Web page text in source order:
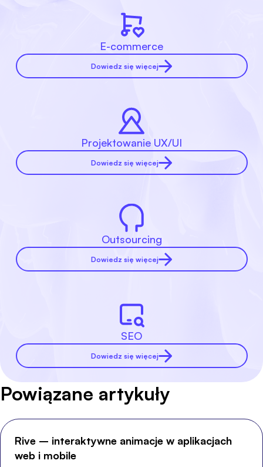
E-commerce
Dowiedz się więcej
Projektowanie UX/UI
Dowiedz się więcej
Outsourcing
Dowiedz się więcej
SEO
Dowiedz się więcej
Powiązane artykuły
Rive – interaktywne animacje w aplikacjach
web i mobile